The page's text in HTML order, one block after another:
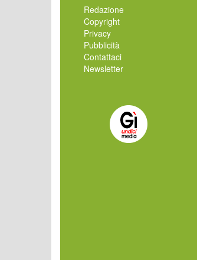
Redazione
Copyright
Privacy
Pubblicità
Contattaci
Newsletter